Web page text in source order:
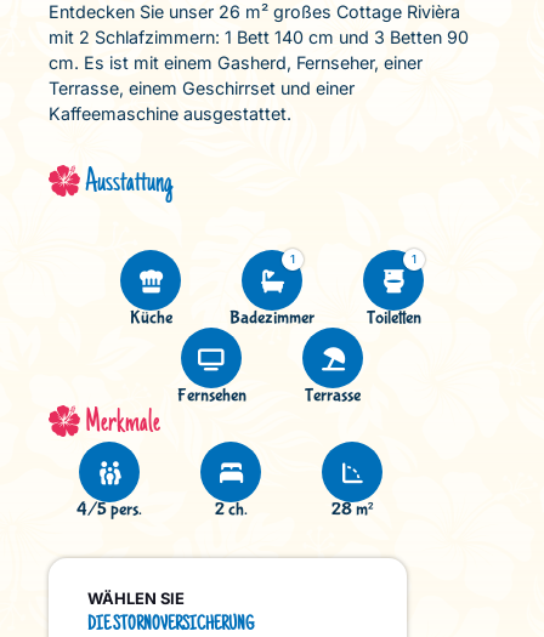
Entdecken Sie unser 26 m² großes Cottage Rivièra
mit 2 Schlafzimmern: 1 Bett 140 cm und 3 Betten 90
cm. Es ist mit einem Gasherd, Fernseher, einer
Terrasse, einem Geschirrset und einer
Kaffeemaschine ausgestattet.
Ausstattung
Küche
1
Badezimmer
1
Toiletten
Fernsehen Terrasse
Merkmale
4/5 pers. 2 ch. 28 m²
WÄHLEN SIE
DIE STORNOVERSICHERUNG